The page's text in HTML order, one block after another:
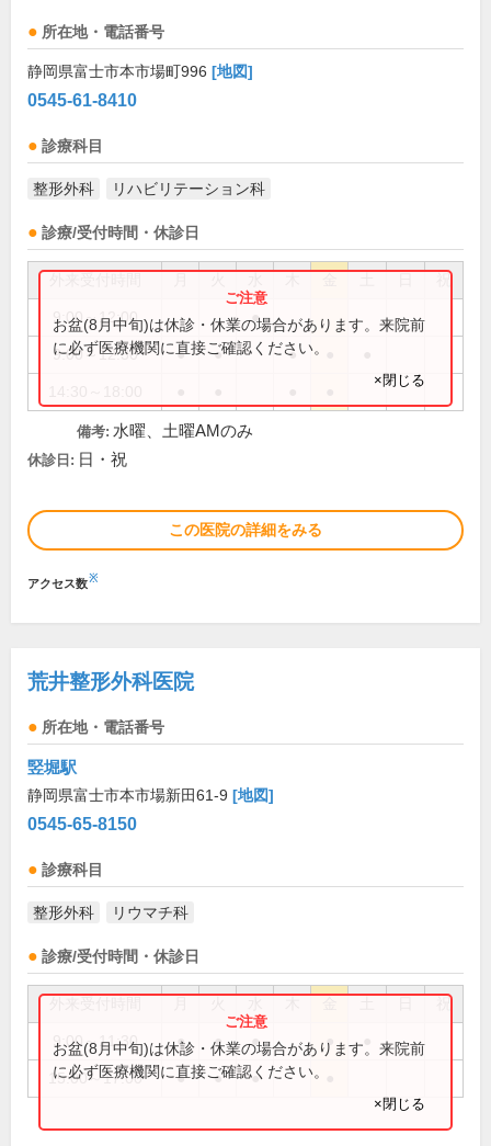
所在地・電話番号
静岡県富士市本市場町996 [地図]
0545-61-8410
診療科目
整形外科 リハビリテーション科
診療/受付時間・休診日
祝
9:00～12:00 ●
9:00～12:30 ● ● ●
お盆(8月中旬)は休診・休業の場合があります。来院前
に必ず医療機関に直接ご確認ください。
×閉じる
備考: 水曜、土曜AMのみ
休診日: 日・祝
この医院の詳細をみる
アクセス数※
荒井整形外科医院
所在地・電話番号
竪堀駅
静岡県富士市本市場新田61-9 [地図]
0545-65-8150
診療科目
整形外科 リウマチ科
診療/受付時間・休診日
祝
9:00～11:30 ● ● ● ●
15:00～17:00 ● ● ●
お盆(8月中旬)は休診・休業の場合があります。来院前
に必ず医療機関に直接ご確認ください。
×閉じる